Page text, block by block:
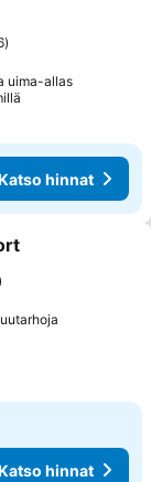
uima-allas
hinnat
hinnat